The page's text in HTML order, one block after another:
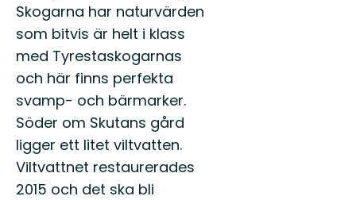
Skogarna har naturvärden
som bitvis är helt i klass
med Tyrestaskogarnas
och här finns perfekta
svamp- och bärmarker.
Söder om Skutans gård
ligger ett litet viltvatten.
Viltvattnet restaurerades
2015 och det ska bli